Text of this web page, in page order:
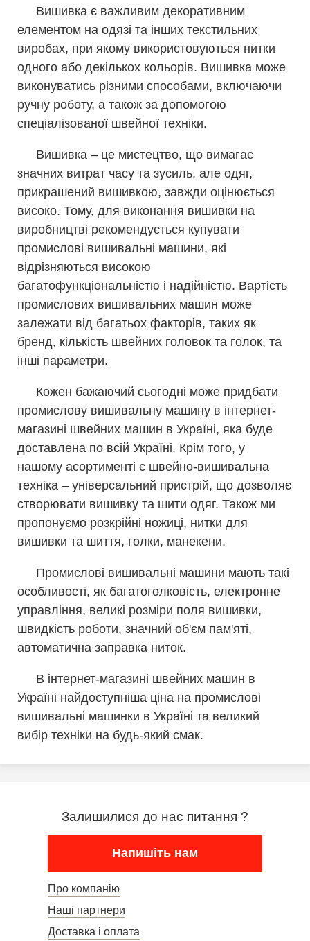
Вишивка є важливим декоративним
елементом на одязі та інших текстильних
виробах, при якому використовуються нитки
одного або декількох кольорів. Вишивка може
виконуватись різними способами, включаючи
ручну роботу, а також за допомогою
спеціалізованої швейної техніки.
Вишивка – це мистецтво, що вимагає
значних витрат часу та зусиль, але одяг,
прикрашений вишивкою, завжди оцінюється
високо. Тому, для виконання вишивки на
виробництві рекомендується купувати
промислові вишивальні машини, які
відрізняються високою
багатофункціональністю і надійністю. Вартість
промислових вишивальних машин може
залежати від багатьох факторів, таких як
бренд, кількість швейних головок та голок, та
інші параметри.
Кожен бажаючий сьогодні може придбати
промислову вишивальну машину в інтернет-
магазині швейних машин в Україні, яка буде
доставлена по всій Україні. Крім того, у
нашому асортименті є швейно-вишивальна
техніка – універсальний пристрій, що дозволяє
створювати вишивку та шити одяг. Також ми
пропонуємо розкрійні ножиці, нитки для
вишивки та шиття, голки, манекени.
Промислові вишивальні машини мають такі
особливості, як багатоголковість, електронне
управління, великі розміри поля вишивки,
швидкість роботи, значний об'єм пам'яті,
автоматична заправка ниток.
В інтернет-магазині швейних машин в
Україні найдоступніша ціна на промислові
вишивальні машинки в Україні та великий
вибір техніки на будь-який смак.
Залишилися до нас питання ?
Напишіть нам
Про компанію
Наші партнери
Доставка і оплата